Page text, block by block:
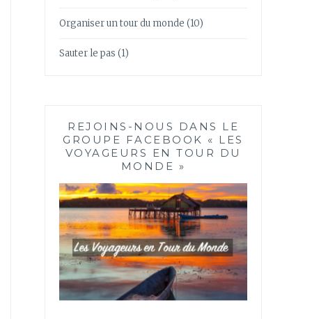
Organiser un tour du monde (10)
Sauter le pas (1)
REJOINS-NOUS DANS LE
GROUPE FACEBOOK « LES
VOYAGEURS EN TOUR DU
MONDE »